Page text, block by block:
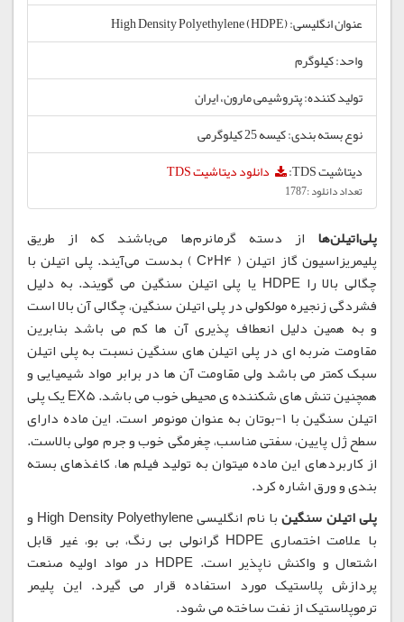
عنوان انگلیسی: High Density Polyethylene (HDPE)
واحد: کیلوگرم
تولید کننده: پتروشیمی مارون، ایران
نوع بسته بندی: کیسه 25 کیلوگرمی
دیتاشیت TDS:
دانلود دیتاشیت TDS
تعداد دانلود :1787
پلی‌اتیلن‌ها از دسته گرمانرم‌ها می‌باشند که از طریق
پلیمریزاسیون گاز اتیلن ( C2H4 ) بدست می‌آیند. پلی اتیلن با
چگالی بالا را HDPE یا پلی اتیلن سنگین می گویند. به دلیل
فشردگی زنجیره مولکولی در پلی اتیلن سنگین، چگالی آن بالا است
و به همین دلیل انعطاف پذیری آن ها کم می باشد بنابرین
مقاومت ضربه ای در پلی اتیلن های سنگین نسبت به پلی اتیلن
سبک کمتر می باشد ولی مقاومت آن ها در برابر مواد شیمیایی و
همچنین تنش های شکننده ی محیطی خوب می باشد. EX5 یک پلی
اتیلن سنگین با 1-بوتان به عنوان مونومر است. این ماده دارای
سطح ژل پایین، سفتی مناسب، چغرمگی خوب و جرم مولی بالاست.
از کاربردهای این ماده میتوان به تولید فیلم ها، کاغذهای بسته
بندی و ورق اشاره کرد.
پلی اتیلن سنگین
با نام انگلیسی High Density Polyethylene و
با علامت اختصاری HDPE گرانولی بی رنگ، بی بو، غیر قابل
اشتعال و واکنش ناپذیر است. HDPE در مواد اولیه صنعت
پردازش پلاستیک مورد استفاده قرار می گیرد. این پلیمر
ترموپلاستیک از نفت ساخته می شود.